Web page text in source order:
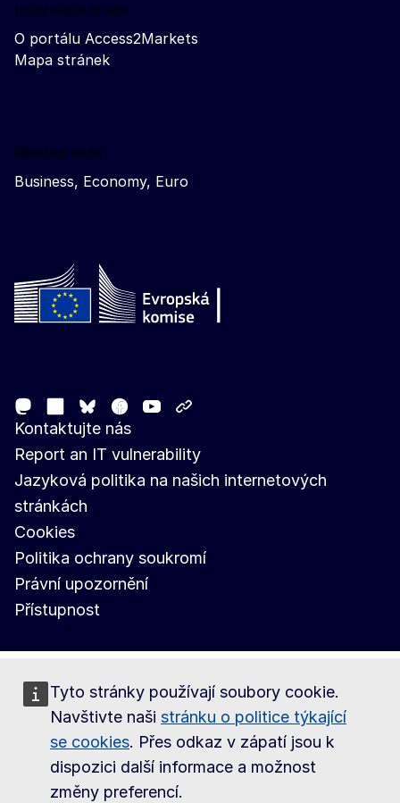
Tyto stránky používají soubory cookie.
Navštivte naši stránku o politice týkající
se cookies. Přes odkaz v zápatí jsou k
dispozici další informace a možnost
změny preferencí.
Informace o nás
O portálu Access2Markets
Mapa stránek
Related sites
Business, Economy, Euro
MastodonLinkedIn
Bluesky
Facebook
Youtube
Kontaktujte nás
Report an IT vulnerability
Jazyková politika na našich internetových
stránkách
Cookies
Politika ochrany soukromí
Právní upozornění
Přístupnost